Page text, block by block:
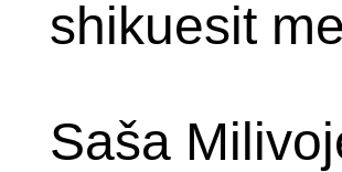
shikuesit
Saša